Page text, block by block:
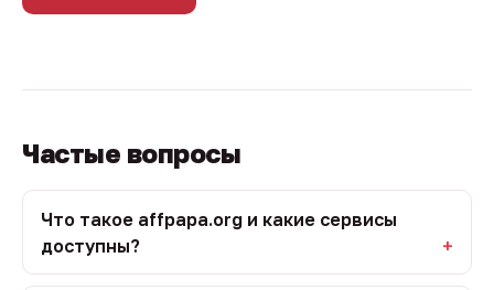
Частые вопросы
Что такое affpapa.org и какие сервисы
доступны?